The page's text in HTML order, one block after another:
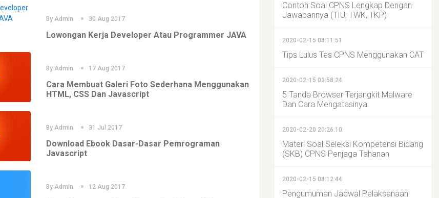
By Admin 30 Aug 2017
Lowongan Kerja Developer Atau Programmer JAVA
By Admin 17 Aug 2017
Cara Membuat Galeri Foto Sederhana Menggunakan
HTML, CSS Dan Javascript
By Admin 31 Jul 2017
Download Ebook Dasar-Dasar Pemrograman
Javascript
By Admin 12 Aug 2017
Contoh Soal CPNS Lengkap Dengan
Jawabannya (TIU, TWK, TKP)
2020-02-15 04:11:51
Tips Lulus Tes CPNS Menggunakan CAT
2020-02-15 03:58:24
5 Tanda Browser Terjangkit Malware
Dan Cara Mengatasinya
2020-02-20 20:26:10
Materi Soal Seleksi Kompetensi Bidang
(SKB) CPNS Penjaga Tahanan
2020-02-15 04:12:44
Pengumuman Jadwal Pelaksanaan